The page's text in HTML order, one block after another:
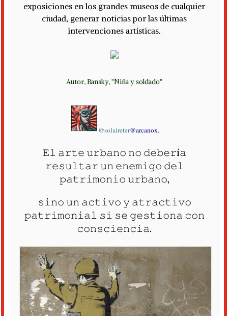
exposiciones en los grandes museos de cualquier
ciudad, generar noticias por las últimas
intervenciones artísticas.
Autor, Bansky, "Niña y soldado"
@solaireter@arcanox.
𝙴𝚕 𝚊𝚛𝚝𝚎 𝚞𝚛𝚋𝚊𝚗𝚘 𝚗𝚘 𝚍𝚎𝚋𝚎𝚛í𝚊
𝚛𝚎𝚜𝚞𝚕𝚝𝚊𝚛 𝚞𝚗 𝚎𝚗𝚎𝚖𝚒𝚐𝚘 𝚍𝚎𝚕
𝚙𝚊𝚝𝚛𝚒𝚖𝚘𝚗𝚒𝚘 𝚞𝚛𝚋𝚊𝚗𝚘,
𝚜𝚒𝚗𝚘 𝚞𝚗 𝚊𝚌𝚝𝚒𝚟𝚘 𝚢 𝚊𝚝𝚛𝚊𝚌𝚝𝚒𝚟𝚘
𝚙𝚊𝚝𝚛𝚒𝚖𝚘𝚗𝚒𝚊𝚕 𝚜𝚒 𝚜𝚎 𝚐𝚎𝚜𝚝𝚒𝚘𝚗𝚊 𝚌𝚘𝚗
𝚌𝚘𝚗𝚜𝚌𝚒𝚎𝚗𝚌𝚒𝚊.